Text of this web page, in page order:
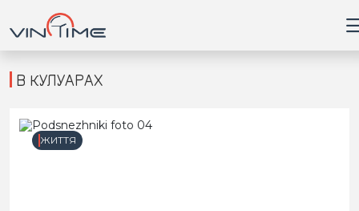
Головна
В КУЛУАРАХ
ЖИТТЯ